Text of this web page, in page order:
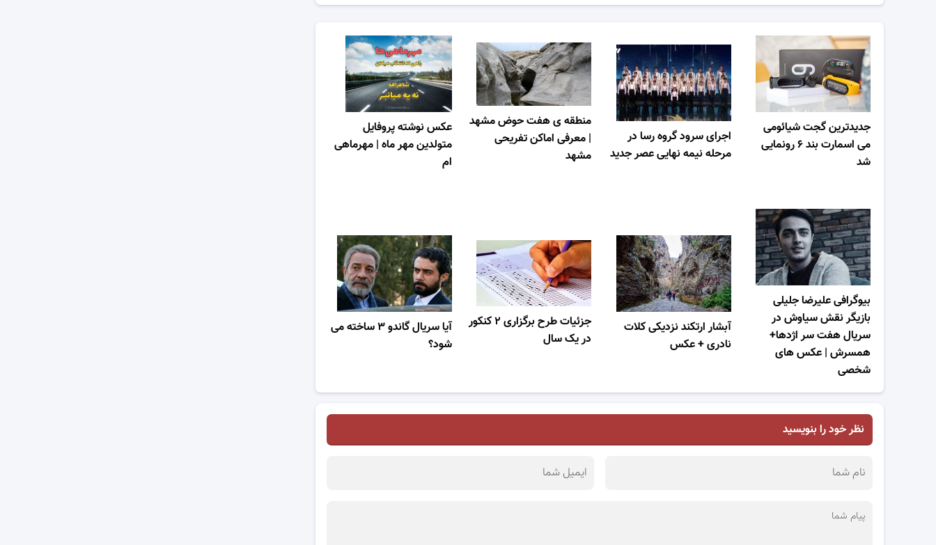
عکس نوشته پروفایل
متولدین مهر ماه | مهرماهی
ام
منطقه ی هفت حوض مشهد
| معرفی اماکن تفریحی
مشهد
اجرای سرود گروه رسا در
مرحله نیمه نهایی عصر جدید
جدیدترین گجت شیائومی
می اسمارت بند ۶ رونمایی
شد
آیا سریال گاندو ۳ ساخته می
شود؟
جزئیات طرح برگزاری ۲ کنکور
در یک سال
آبشار ارتکند نزدیکی کلات
نادری + عکس
بیوگرافی علیرضا جلیلی
بازیگر نقش سیاوش در
سریال هفت سر اژدها+
همسرش | عکس های
شخصی
نظر خود را بنویسید